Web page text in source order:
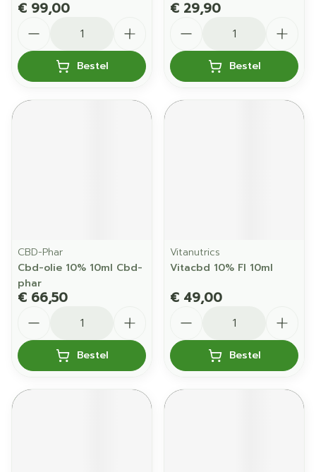
€ 99,00
Bestel
€ 29,90
Bestel
CBD-Phar
Cbd-olie 10% 10ml Cbd-
phar
€ 66,50
Bestel
Vitanutrics
Vitacbd 10% Fl 10ml
€ 49,00
Bestel